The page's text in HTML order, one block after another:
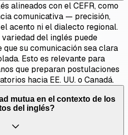
alineados con el CEFR, como
comunicativa — precisión,
acento ni el dialecto regional.
del inglés puede
que su comunicación sea clara
Esto es relevante para
que preparan postulaciones
hacia EE. UU. o Canadá.
mutua en el contexto de los
del inglés?